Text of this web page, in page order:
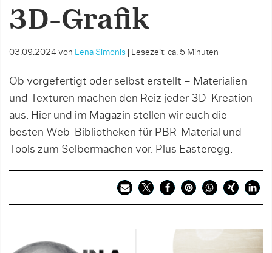
3D-Grafik
03.09.2024 von Lena Simonis Lesezeit: ca. 5 Minuten
Ob vorgefertigt oder selbst erstellt – Materialien
und Texturen machen den Reiz jeder 3D-Kreation
aus. Hier und im Magazin stellen wir euch die
besten Web-Bibliotheken für PBR-Material und
Tools zum Selbermachen vor. Plus Easteregg.